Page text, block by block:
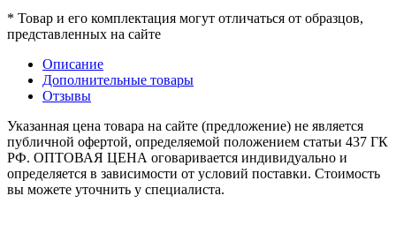
* Товар и его комплектация могут отличаться от образцов,
представленных на сайте
Описание
Дополнительные товары
Отзывы
Указанная цена товара на сайте (предложение) не является
публичной офертой, определяемой положением статьи 437 ГК
РФ. ОПТОВАЯ ЦЕНА оговаривается индивидуально и
определяется в зависимости от условий поставки. Стоимость
вы можете уточнить у специалиста.